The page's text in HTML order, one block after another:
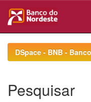
navigationDSpace - BNB -
Pesquisar